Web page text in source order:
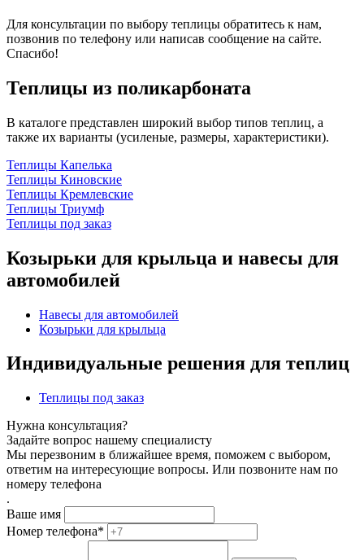
Для консультации по выбору теплицы обратитесь к нам,
позвонив по телефону или написав сообщение на сайте.
Спасибо!
Теплицы из поликарбоната
В каталоге представлен широкий выбор типов теплиц, а
также их варианты (усиленые, размеры, характеристики).
Теплицы Капелька
Теплицы Киновские
Теплицы Кремлевские
Теплицы Триумф
Теплицы под заказ
Козырьки для крыльца и навесы для
автомобилей
Навесы для автомобилей
Козырьки для крыльца
Индивидуальные решения для теплиц
Теплицы под заказ
Нужна консультация?
Задайте вопрос нашему специалисту
Мы перезвоним в ближайшее время, поможем с выбором,
ответим на интересующие вопросы. Или позвоните нам по
номеру телефона
.
Ваше имя
Номер телефона*